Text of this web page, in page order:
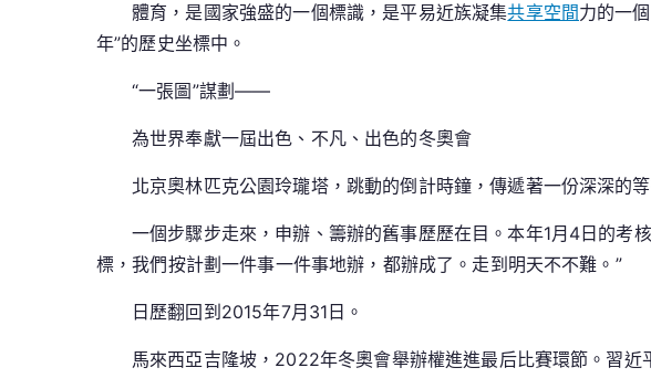
——
記
到
九
時
體育，是國家強盛的一個標識，是平易近族凝集共享空間力的一
年”的歷史坐標中。
“一張圖”謀劃——
為世界奉獻一屆出色、不凡、出色的冬奧會
北京奧林匹克公園玲瓏塔，跳動的倒計時鐘，傳遞著一份深深的
一個步驟步走來，申辦、籌辦的舊事歷歷在目。本年1月4日的考
標，我們按計劃一件事一件事地辦，都辦成了。走到明天不不難。”
日歷翻回到2015年7月31日。
馬來西亞吉隆坡，2022年冬奧會舉辦權進進最后比賽環節。習近